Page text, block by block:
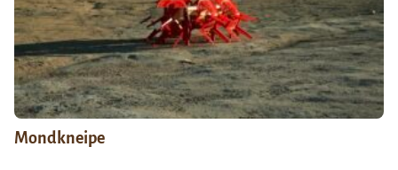
Mondkneipe